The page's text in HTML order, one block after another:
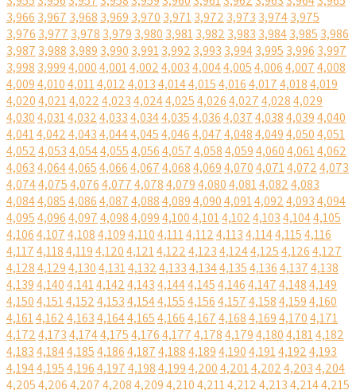
3,966 3,967 3,968 3,969 3,970 3,9713,972 3,973 3,9743,975
3,976 3,977 3,978 3,979 3,980 3,9813,982 3,983 3,9843,985 3,986
3,987 3,988 3,989 3,990 3,9913,992 3,993 3,9943,995 3,996 3,997
3,998 3,9994,0004,0014,0024,0034,0044,0054,0064,0074,008
4,0094,0104,0114,0124,0134,0144,0154,0164,0174,0184,019
4,0204,0214,0224,0234,0244,0254,0264,0274,0284,029
4,0304,0314,0324,0334,0344,0354,0364,0374,0384,0394,040
4,0414,0424,0434,0444,0454,0464,0474,0484,0494,0504,051
4,0524,0534,0544,0554,0564,0574,0584,0594,0604,0614,062
4,0634,0644,0654,0664,0674,0684,0694,0704,0714,0724,073
4,0744,0754,0764,0774,0784,0794,0804,0814,0824,083
4,0844,0854,0864,0874,0884,0894,0904,0914,0924,0934,094
4,0954,0964,0974,0984,0994,1004,1014,1024,1034,1044,105
4,1064,1074,1084,1094,1104,1114,1124,1134,1144,1154,116
4,1174,1184,1194,1204,1214,1224,1234,1244,1254,1264,127
4,1284,1294,1304,1314,1324,1334,1344,1354,1364,1374,138
4,1394,1404,1414,1424,1434,1444,1454,1464,1474,1484,149
4,1504,1514,1524,1534,1544,1554,1564,1574,1584,1594,160
4,1614,1624,1634,1644,1654,1664,1674,1684,1694,1704,171
4,1724,1734,1744,1754,1764,1774,1784,1794,1804,1814,182
4,1834,1844,1854,1864,1874,1884,1894,1904,1914,1924,193
4,1944,1954,1964,1974,1984,1994,2004,2014,2024,2034,204
4,2054,2064,2074,2084,2094,2104,2114,2124,2134,2144,215